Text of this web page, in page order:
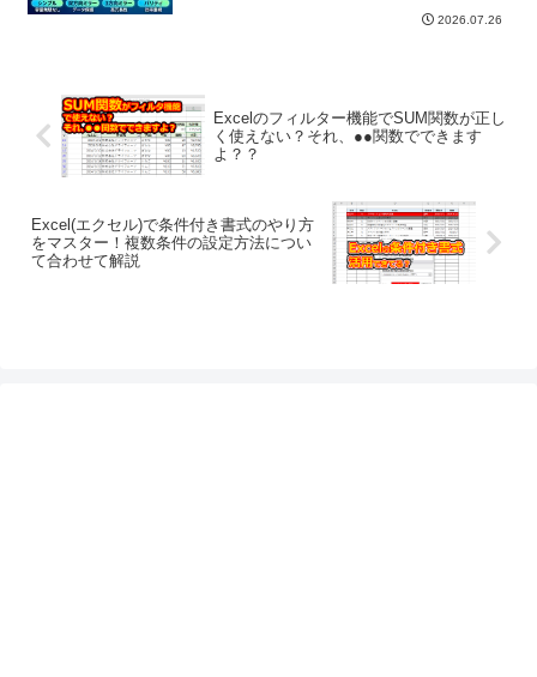
2026.07.26
Excelのフィルター機能でSUM関数が正し
く使えない？それ、●●関数でできます
よ？？
Excel(エクセル)で条件付き書式のやり方
をマスター！複数条件の設定方法につい
て合わせて解説